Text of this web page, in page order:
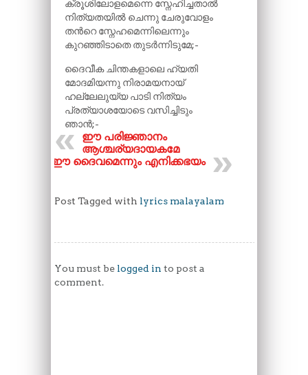
ക്രൂശിലോളമെന്നെ സ്നേഹിച്ചതാൽ
നിത്യതയിൽ ചെന്നു ചേരുവോളം
തന്‍റെ സ്നേഹമെന്നിലെന്നും
കുറഞ്ഞിടാതെ തുടർന്നിടുമേ;-
ദൈവീക ചിന്തകളാലെ ഹ്യതി
മോദമിയന്നു നിരാമയനായ്
ഹല്ലേലുയ്യ പാടി നിത്യം
പ്രത്യാശയോടെ വസിച്ചിടും
ഞാൻ;-
ഈ പരിജ്ഞാനം
ആശ്ചര്യദായകമേ
ഈ ദൈവമെന്നും എനിക്കഭയം
Post Tagged with lyrics malayalam
You must be logged in to post a
comment.